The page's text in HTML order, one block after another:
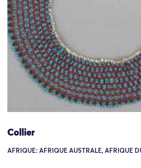
Collier
AFRIQUE: AFRIQUE AUSTRALE, AFRIQUE